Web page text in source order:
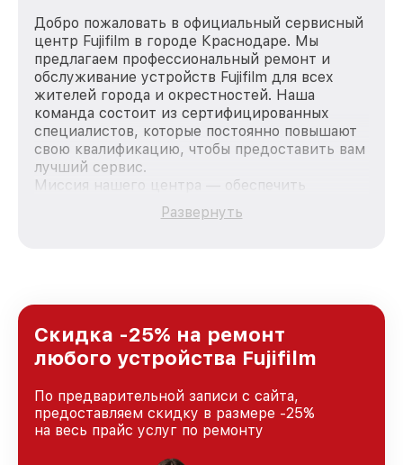
Добро пожаловать в официальный сервисный
центр Fujifilm в городе Краснодаре. Мы
предлагаем профессиональный ремонт и
обслуживание устройств Fujifilm для всех
жителей города и окрестностей. Наша
команда состоит из сертифицированных
специалистов, которые постоянно повышают
свою квалификацию, чтобы предоставить вам
лучший сервис.
Миссия нашего центра — обеспечить
качественный и доступный ремонт для
каждого пользователя продукции Fujifilm, вне
Краснодаре, постоянно повышая уровень
доверия и лояльности наших клиентов.
Развернуть
Скидка -25% на ремонт
любого устройства Fujifilm
По предварительной записи с сайта,
предоставляем скидку в размере -25%
на весь прайс услуг по ремонту